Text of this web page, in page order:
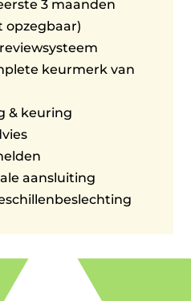
3 maanden
opzegbaar)
keurmerk van
& keuring
aansluiting